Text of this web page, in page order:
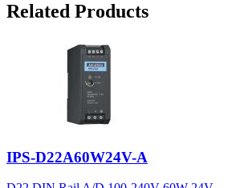
Related Products
IPS-D22A60W24V-A